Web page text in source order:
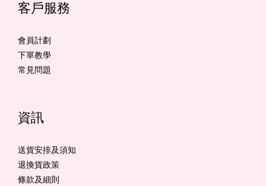
客戶服務
會員計劃
下單教學
常見問題
資訊
送貨安排及須知
退換貨政策
條款及細則